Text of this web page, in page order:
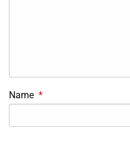
Name *